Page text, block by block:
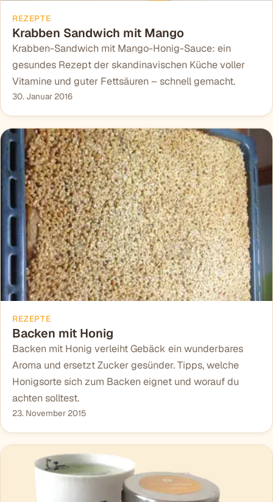
REZEPTE
Krabben Sandwich mit Mango
Krabben-Sandwich mit Mango-Honig-Sauce: ein
gesundes Rezept der skandinavischen Küche voller
Vitamine und guter Fettsäuren – schnell gemacht.
30. Januar 2016
REZEPTE
Backen mit Honig
Backen mit Honig verleiht Gebäck ein wunderbares
Aroma und ersetzt Zucker gesünder. Tipps, welche
Honigsorte sich zum Backen eignet und worauf du
achten solltest.
23. November 2015